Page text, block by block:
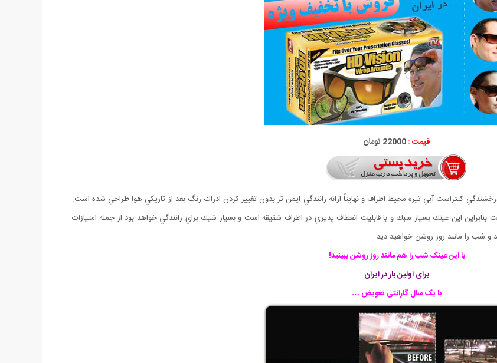
قیمت :
كنتراست آبي تيره محيط اطراف و نهايتاً ارائه رانندگي ايمن تر بدون تغيير كردن ادراك رنگ بعد از تاريكي هوا طراحي شده است.
اين عينك بسيار سبك و با قابليت انعطاف پذيري در اطراف شقيقه است و بسيار شيك براي رانندگي خواهد بود از جمله امتيازات
و شب را مانند روز روشن خواهيد ديد.
با این عینک شب را هم مانند روز روشن ببینید!
برای اولین بار در ایران
با یک سال گارانتی تعویض …